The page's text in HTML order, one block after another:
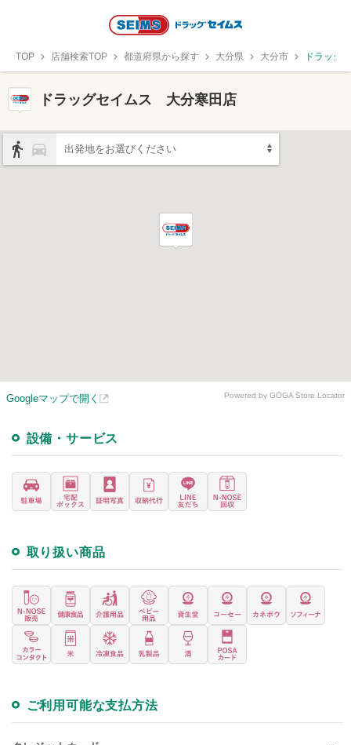
TOP 店舗検索TOP 都道府県から探す 大分県 大分市 ドラッグ
ドラッグセイムス 大分寒田店
出発地をお選びください
Googleマップで開く Powered by GOGA Store Locator
設備・サービス
取り扱い商品
ご利用可能な支払方法